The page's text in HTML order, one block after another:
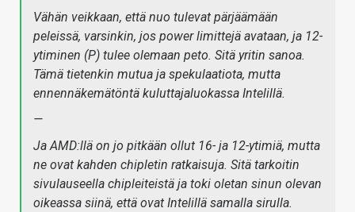
Vähän veikkaan, että nuo tulevat pärjäämään
peleissä, varsinkin, jos power limittejä avataan, ja 12-
ytiminen (P) tulee olemaan peto. Sitä yritin sanoa.
Tämä tietenkin mutua ja spekulaatiota, mutta
ennennäkemätöntä kuluttajaluokassa Intelillä.
—
Ja AMD:llä on jo pitkään ollut 16- ja 12-ytimiä, mutta
ne ovat kahden chipletin ratkaisuja. Sitä tarkoitin
sivulauseella chipleiteistä ja toki oletan sinun olevan
oikeassa siinä, että ovat Intelillä samalla sirulla.